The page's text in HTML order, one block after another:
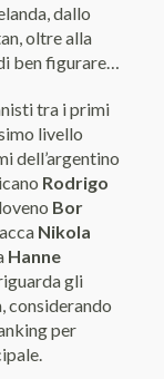
dallo
oltre alla
ben figurare…
tra i primi
livello
dell’argentino
Rodrigo
Bor
Nikola
Hanne
gli
considerando
per